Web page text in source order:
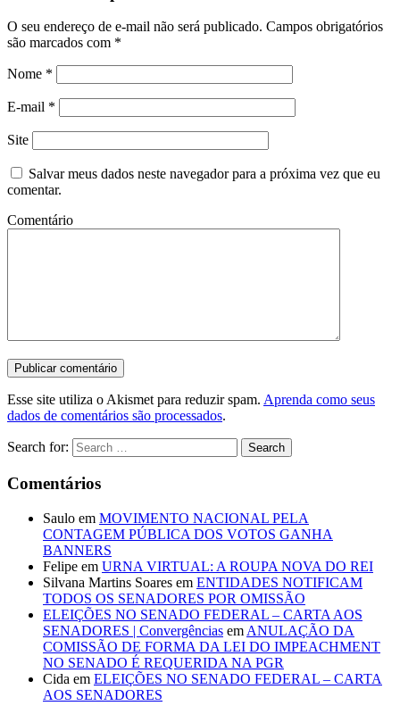
O seu endereço de e-mail não será publicado. Campos obrigatórios
são marcados com *
Nome *
E-mail *
Site
Salvar meus dados neste navegador para a próxima vez que eu
comentar.
Comentário
Esse site utiliza o Akismet para reduzir spam. Aprenda como seus
dados de comentários são processados.
Search for:
Comentários
Saulo em MOVIMENTO NACIONAL PELA
CONTAGEM PÚBLICA DOS VOTOS GANHA
BANNERS
Felipe em URNA VIRTUAL: A ROUPA NOVA DO REI
Silvana Martins Soares em ENTIDADES NOTIFICAM
TODOS OS SENADORES POR OMISSÃO
ELEIÇÕES NO SENADO FEDERAL – CARTA AOS
SENADORES | Convergências em ANULAÇÃO DA
COMISSÃO DE FORMA DA LEI DO IMPEACHMENT
NO SENADO É REQUERIDA NA PGR
Cida em ELEIÇÕES NO SENADO FEDERAL – CARTA
AOS SENADORES